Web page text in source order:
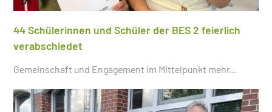
44 Schülerinnen und Schüler der BES 2 feierlich
verabschiedet
Gemeinschaft und Engagement im Mittelpunkt mehr...